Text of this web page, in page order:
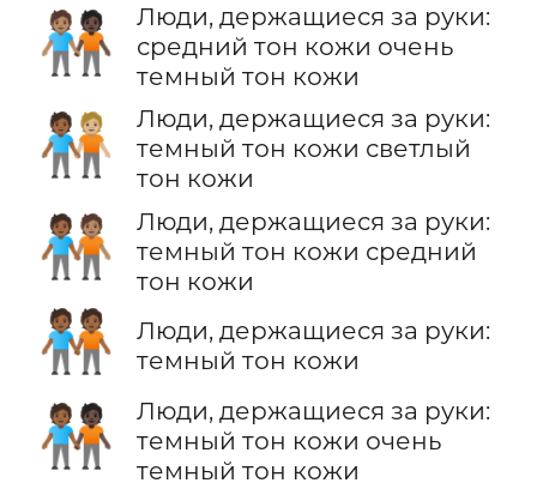
🧑🏽‍🤝‍🧑🏿
Люди, держащиеся за руки:
средний тон кожи очень
темный тон кожи
🧑🏾‍🤝‍🧑🏼
Люди, держащиеся за руки:
темный тон кожи светлый
тон кожи
🧑🏾‍🤝‍🧑🏽
Люди, держащиеся за руки:
темный тон кожи средний
тон кожи
🧑🏾‍🤝‍🧑🏾
Люди, держащиеся за руки:
темный тон кожи
🧑🏾‍🤝‍🧑🏿
Люди, держащиеся за руки:
темный тон кожи очень
темный тон кожи